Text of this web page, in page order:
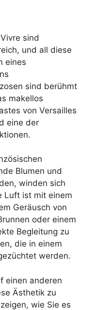
sind
und all diese
eines
sind berühmt
makellos
von Versailles
eine der
Blumen und
winden sich
Luft ist mit einem
Geräusch von
oder einem
Begleitung zu
die in einem
werden.
einen anderen
Ästhetik zu
wie Sie es